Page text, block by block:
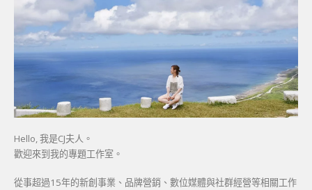
Hello, 我是CJ夫人。
歡迎來到我的專題工作室。
從事超過15年的新創事業、品牌營銷、數位媒體與社群經營等相關工作